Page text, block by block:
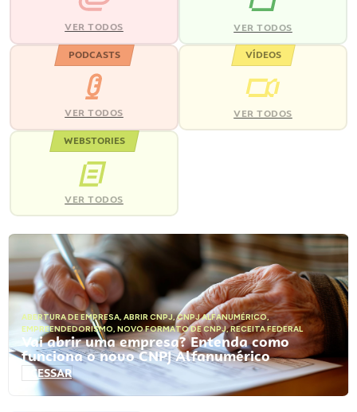
VER TODOS VER TODOS
PODCASTS
VER TODOS
VÍDEOS
VER TODOS
WEBSTORIES
VER TODOS
ABERTURA DE EMPRESA, ABRIR CNPJ,CNPJ ALFANUMÉRICO,
EMPREENDEDORISMO, NOVO FORMATO DE CNPJ,RECEITA FEDERAL
Vai abrir uma empresa? Entenda como
funciona o novo CNPJ Alfanumérico
ACESSAR